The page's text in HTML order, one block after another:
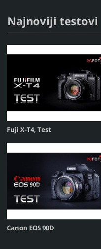
Najnoviji testovi
Fuji X-T4, Test
Canon EOS 90D